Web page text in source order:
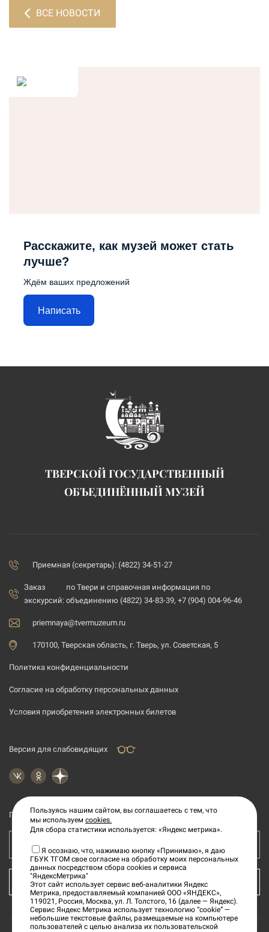
ВСЕ НОВОСТИ
Расскажите, как музей может стать
лучше?
Ждём ваших предложений
Написать
ТВЕРСКОЙ ГОСУДАРСТВЕННЫЙ
ОБЪЕДИНЁННЫЙ МУЗЕЙ
Приемная (секретарь): (4822) 34-51-27
Заказ
экскурсий:
по Твери и справочная информация по
объединению (4822) 34-83-39, +7 (904) 004-96-46
priemnaya@tvermuzeum.ru
170100, Тверская область, г. Тверь, ул. Советская, 5
Политика конфиденциальности
Согласие на обработку персональных данных
Условия приобретения электронных билетов
Версия для слабовидящих
Подпишитесь на рассылку новостей
Ваш e-mail адрес
КУПИТЬ БИЛЕТ
Пользуясь нашим сайтом, вы соглашаетесь с тем, что
мы используем cookies.
Для сбора статистики используется: «Яндекс метрика».
Я осознаю, что, нажимаю кнопку «Принимаю», я даю
ГБУК ТГОМ свое согласие на обработку моих персональных
данных посредством сбора cookies и сервиса
"ЯндексМетрика"
Этот сайт использует сервис веб-аналитики Яндекс
Метрика, предоставляемый компанией ООО «ЯНДЕКС»,
119021, Россия, Москва, ул. Л. Толстого, 16 (далее — Яндекс).
Сервис Яндекс Метрика использует технологию “cookie” —
небольшие текстовые файлы, размещаемые на компьютере
пользователей с целью анализа их пользовательской